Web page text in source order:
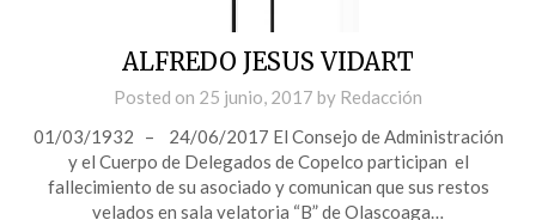
ALFREDO JESUS VIDART
Posted on 25 junio, 2017 by Redacción
01/03/1932 – 24/06/2017 El Consejo de Administración
y el Cuerpo de Delegados de Copelco participan el
fallecimiento de su asociado y comunican que sus restos
velados en sala velatoria “B” de Olascoaga…